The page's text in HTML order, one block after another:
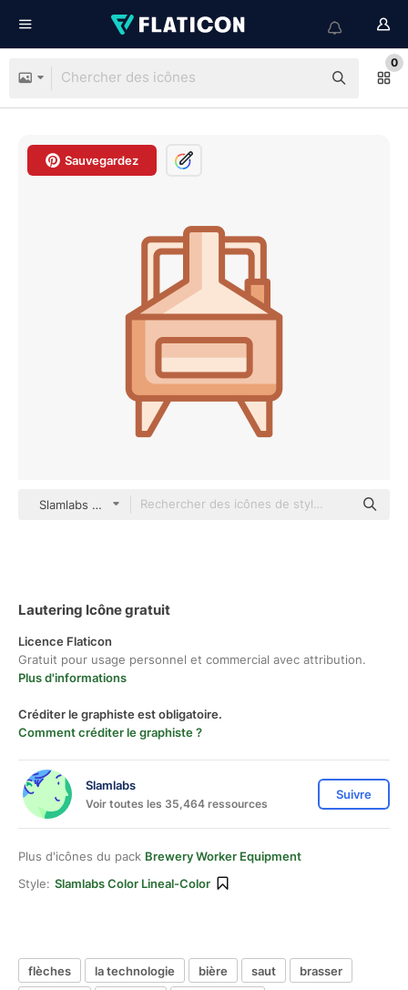
0
Sauvegardez
Slamlabs color lineal-color
Lautering Icône gratuit
Licence Flaticon
Gratuit pour usage personnel et commercial avec attribution.
Plus d'informations
Créditer le graphiste est obligatoire.
Comment créditer le graphiste ?
Slamlabs
Voir toutes les 35,464 ressources
Suivre
Plus d'icônes du pack Brewery Worker Equipment
Style: Slamlabs Color Lineal-Color
flèches la technologie bière saut
brasser